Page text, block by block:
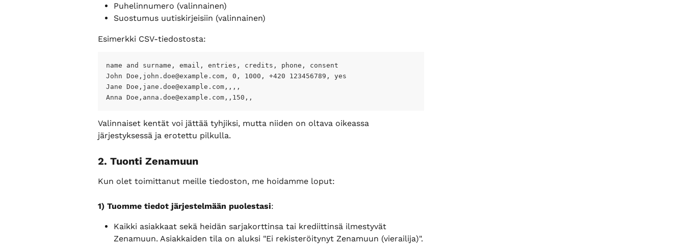
Puhelinnumero (valinnainen)
Suostumus uutiskirjeisiin (valinnainen)
Esimerkki CSV-tiedostosta:
name and surname, email, entries, credits, phone, consent
John Doe, john.doe@example.com , 0, 1000, +420 123456789, yes
Jane Doe, jane.doe@example.com ,,,,
Anna Doe, anna.doe@example.com ,,150,,
Valinnaiset kentät voi jättää tyhjiksi, mutta niiden on oltava oikeassa
järjestyksessä ja erotettu pilkulla.
2. Tuonti Zenamuun
Kun olet toimittanut meille tiedoston, me hoidamme loput:
1) Tuomme tiedot järjestelmään puolestasi:
Kaikki asiakkaat sekä heidän sarjakorttinsa tai krediittinsä ilmestyvät
Zenamuun. Asiakkaiden tila on aluksi "Ei rekisteröitynyt Zenamuun (vierailija)".